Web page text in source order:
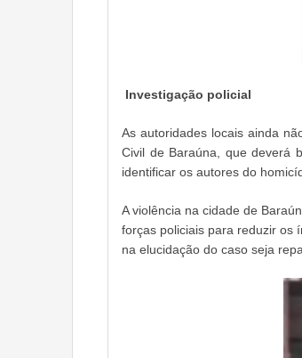
Investigação policial
As autoridades locais ainda
Civil de Baraúna, que deverá
identificar os autores do
A violência na cidade de
forças policiais para reduzir os
na elucidação do caso seja